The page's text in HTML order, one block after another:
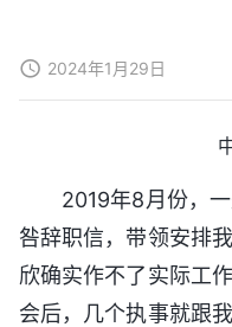
2024年1月29日
2019年8月份，
咎辞职信，带领安排
欣确实作不了实际工
会后，几个执事就跟